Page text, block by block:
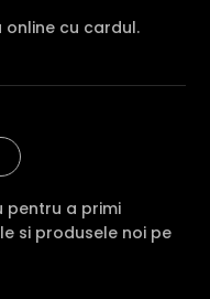
online cu cardul.
pentru a primi
si produsele noi pe